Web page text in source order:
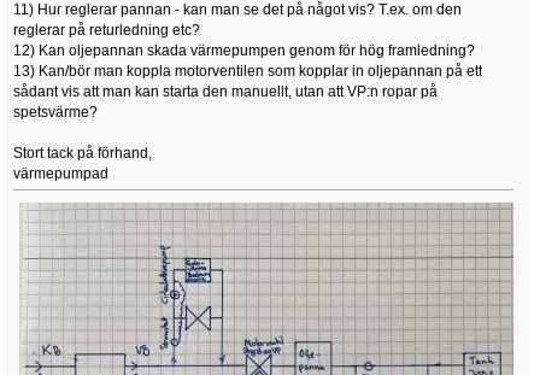
11) Hur reglerar pannan - kan man se det på något vis? T.ex. om den
reglerar på returledning etc?
12) Kan oljepannan skada värmepumpen genom för hög framledning?
13) Kan/bör man koppla motorventilen som kopplar in oljepannan på ett
sådant vis att man kan starta den manuellt, utan att VP:n ropar på
spetsvärme?
Stort tack på förhand,
värmepumpad